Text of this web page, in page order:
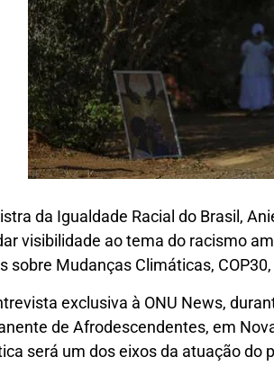
da Igualdade Racial do Brasil,
visibilidade ao tema do racismo
sobre Mudanças Climáticas,
exclusiva à ONU News,
de Afrodescendentes, em
será um dos eixos da atuação do